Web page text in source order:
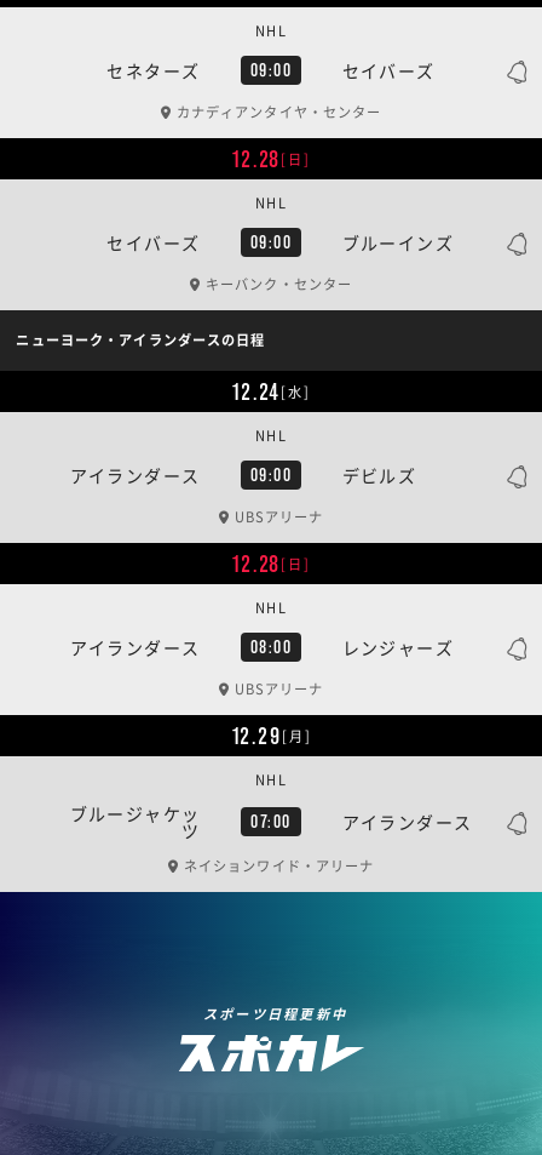
セネターズ 09:00 セイバーズ
NHL
カナディアンタイヤ・センター
12.28[日]
セイバーズ 09:00 ブルーインズ
NHL
キーバンク・センター
ニューヨーク・アイランダースの日程
12.24[水]
アイランダース 09:00 デビルズ
NHL
UBSアリーナ
12.28[日]
アイランダース 08:00 レンジャーズ
NHL
UBSアリーナ
12.29[月]
ブルージャケッ
ツ 07:00 アイランダース
NHL
ネイションワイド・アリーナ
スポーツ日程更新中